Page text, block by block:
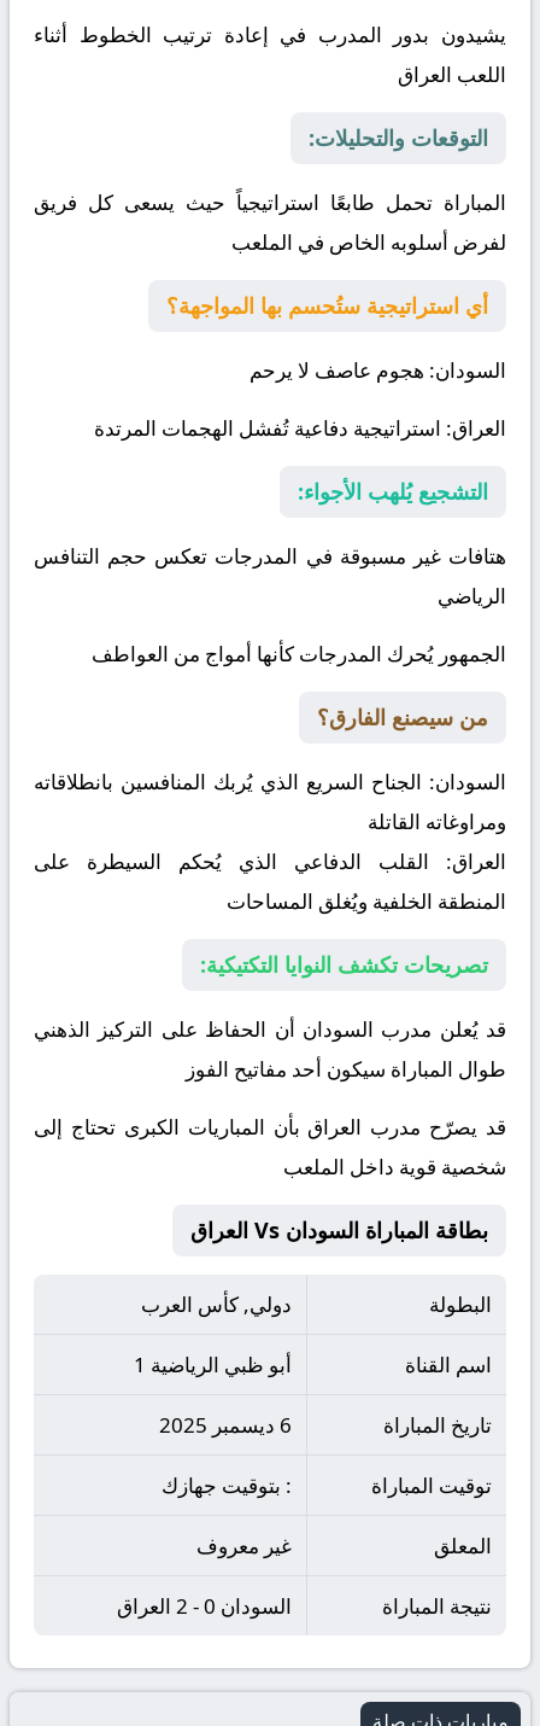
يشيدون بدور المدرب في إعادة ترتيب الخطوط أثناء
اللعب العراق
التوقعات والتحليلات:
المباراة تحمل طابعًا استراتيجياً حيث يسعى كل فريق
لفرض أسلوبه الخاص في الملعب
أي استراتيجية ستُحسم بها المواجهة؟
السودان: هجوم عاصف لا يرحم
العراق: استراتيجية دفاعية تُفشل الهجمات المرتدة
التشجيع يُلهب الأجواء:
هتافات غير مسبوقة في المدرجات تعكس حجم التنافس
الرياضي
الجمهور يُحرك المدرجات كأنها أمواج من العواطف
من سيصنع الفارق؟
السودان: الجناح السريع الذي يُربك المنافسين بانطلاقاته
ومراوغاته القاتلة
العراق: القلب الدفاعي الذي يُحكم السيطرة على
المنطقة الخلفية ويُغلق المساحات
تصريحات تكشف النوايا التكتيكية:
قد يُعلن مدرب السودان أن الحفاظ على التركيز الذهني
طوال المباراة سيكون أحد مفاتيح الفوز
قد يصرّح مدرب العراق بأن المباريات الكبرى تحتاج إلى
شخصية قوية داخل الملعب
بطاقة المباراة السودان Vs العراق
البطولة دولي, كأس العرب
اسم القناة أبو ظبي الرياضية 1
تاريخ المباراة 6 ديسمبر 2025
توقيت المباراة : بتوقيت جهازك
المعلق غير معروف
نتيجة المباراة السودان 0 - 2 العراق